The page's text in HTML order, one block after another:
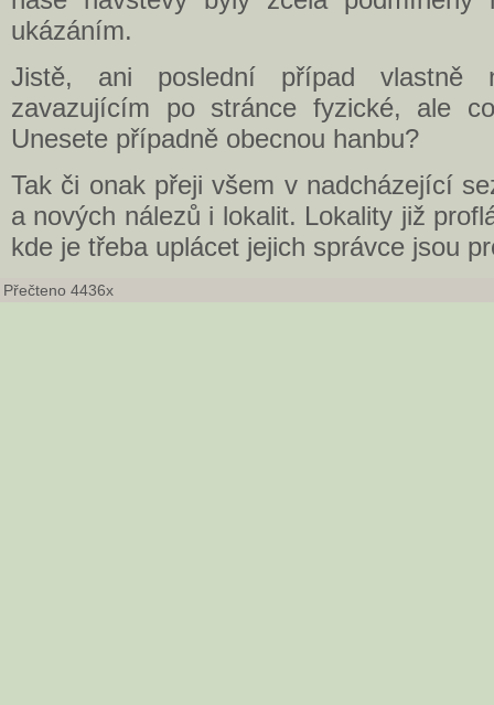
ukázáním.
Jistě, ani poslední případ vlastně
zavazujícím po stránce fyzické, ale
Unesete případně obecnou hanbu?
Tak či onak přeji všem v nadcházející
a nových nálezů i lokalit. Lokality již
kde je třeba uplácet jejich správce jsou
Přečteno 4436x